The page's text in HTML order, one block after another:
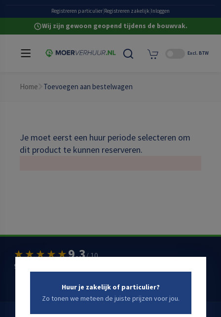
Grote eigen voorraadRegistreren particulier Registreren zakelijk Inloggen
Wij zijn gewoon geopend tijdens de bouwvak.
Excl. BTW
Home Toevoegen aan bestelwagen
Je moet eerst een huur periode selecteren om
dit product te kunnen reserveren.
★★★★★9,3/ 10
900+ klantbeoordelingen op
Schrijf een Google-review →
Huur je zakelijk of particulier?
Zo tonen we meteen de juiste prijzen voor jou.